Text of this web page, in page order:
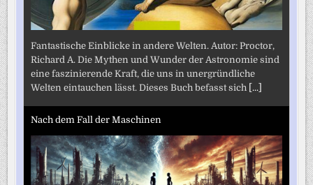
Fantastische Einblicke in andere Welten. Autor: Proctor,
Richard A. Die Mythen und Wunder der Astronomie sind
eine faszinierende Kraft, die uns in unergründliche
Welten eintauchen lässt. Dieses Buch befasst sich [...]
Nach dem Fall der Maschinen